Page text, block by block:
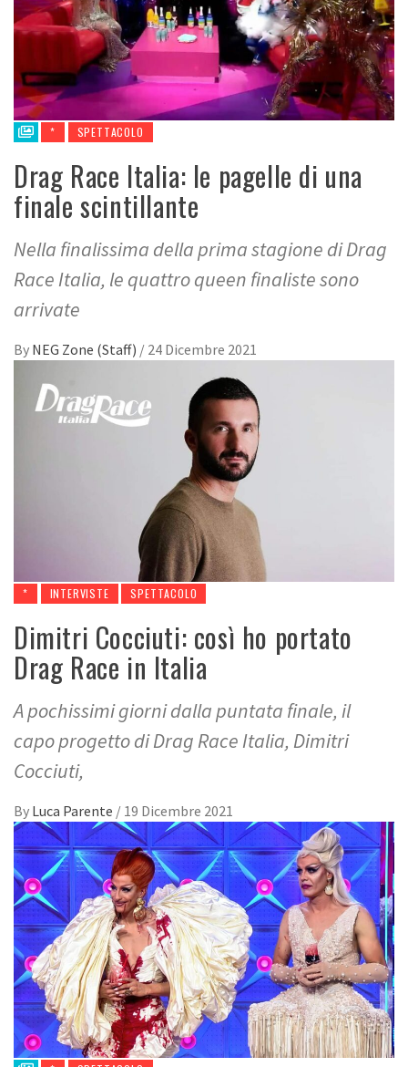
* SPETTACOLO
Drag Race Italia: le pagelle di una
finale scintillante
Nella finalissima della prima stagione di Drag
Race Italia, le quattro queen finaliste sono
arrivate
By NEG Zone (Staff) / 24 Dicembre 2021
* INTERVISTE SPETTACOLO
Dimitri Cocciuti: così ho portato
Drag Race in Italia
A pochissimi giorni dalla puntata finale, il
capo progetto di Drag Race Italia, Dimitri
Cocciuti,
By Luca Parente / 19 Dicembre 2021